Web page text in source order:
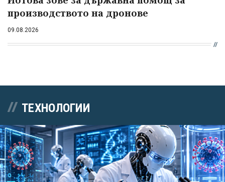
производството на дронове
09.08.2026
ТЕХНОЛОГИИ